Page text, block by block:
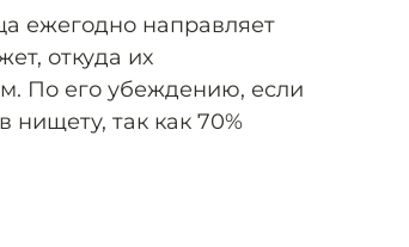
ежегодно направляет
откуда их
По его убеждению, если
нищету, так как 70%